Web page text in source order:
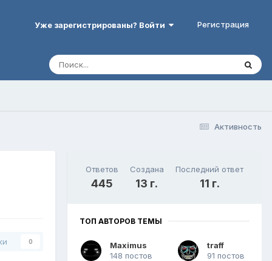
Уже зарегистрированы? Войти Регистрация
Активность
0
Ответов
445
Создана
13 г.
Последний ответ
11 г.
ТОП АВТОРОВ ТЕМЫ
Maximus
148 постов
traff
91 постов